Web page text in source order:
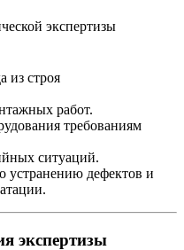
экспертизы
из строя
работ.
требованиям
ситуаций.
устранению дефектов и
экспертизы